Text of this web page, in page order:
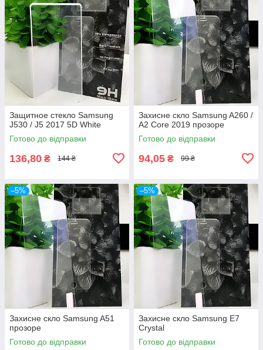
Защитное стекло Samsung
J530 / J5 2017 5D White
Готово до відправки
136,80 ₴ 144 ₴
Захисне скло Samsung A260 /
A2 Core 2019 прозоре
Готово до відправки
94,05 ₴ 99 ₴
–5%
Захисне скло Samsung A51
прозоре
Готово до відправки
–5%
Захисне скло Samsung E7
Crystal
Готово до відправки